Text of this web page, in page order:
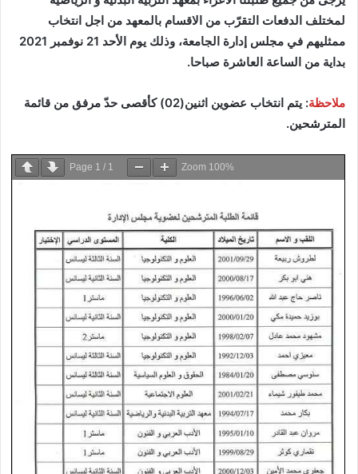
لمختلف الدفعات التقرّب من الاقسام بالمعهد من اجل انتخاب
ممثليهم في مجلس إدارة الجامعة، وذلك يوم الأحد 21 نوفمبر 2021
بداية من الساعة العاشرة صباحا.
ملاحظة
: يتم انتخاب عضوين اثنين(02) كأقصى حدّ مرفق من قائمة
المترشحين.
Page 1 / 1 Zoom 100%